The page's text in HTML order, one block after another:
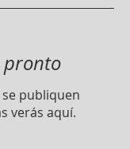
pronto
se publiquen
verás aquí.